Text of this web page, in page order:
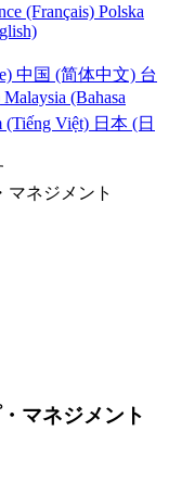
(Français) Polska
中国 (简体中文) 台
Malaysia (Bahasa
(Tiếng Việt) 日本 (日
マネジメント
マネジメント